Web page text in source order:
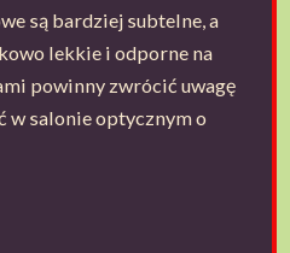
są bardziej subtelne, a
lekkie i odporne na
powinny zwrócić uwagę
w salonie optycznym o